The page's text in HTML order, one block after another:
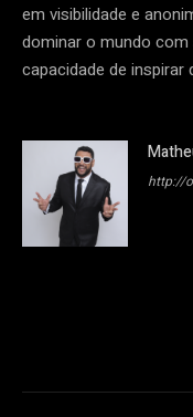
em visibilidade e
dominar o mundo
capacidade de inspirar
http://